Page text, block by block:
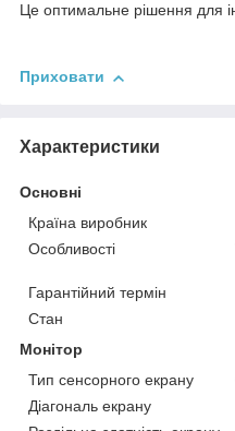
Це оптимальне рішення для
Приховати
Характеристики
Основні
Країна виробник
Особливості
Гарантійний термін
Стан
Монітор
Тип сенсорного екрану
Діагональ екрану